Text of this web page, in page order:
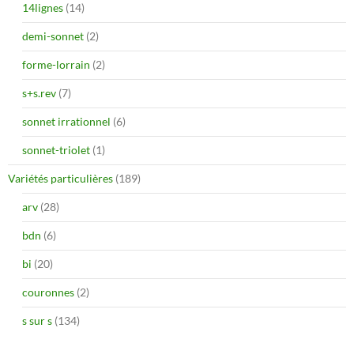
14lignes (14)
demi-sonnet (2)
forme-lorrain (2)
s+s.rev (7)
sonnet irrationnel (6)
sonnet-triolet (1)
Variétés particulières (189)
arv (28)
bdn (6)
bi (20)
couronnes (2)
s sur s (134)